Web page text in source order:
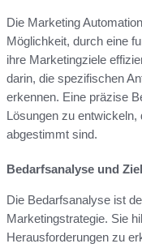
Die Marketing
Möglichkeit, durch eine
ihre Marketingziele
darin, die spezifischen
erkennen. Eine präzise
Lösungen zu entwickeln,
abgestimmt sind.
Bedarfsanalyse und
Die Bedarfsanalyse ist
Marketingstrategie. Sie
Herausforderungen zu